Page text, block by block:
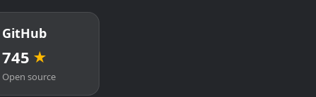
GitHub
745 ★
Open source